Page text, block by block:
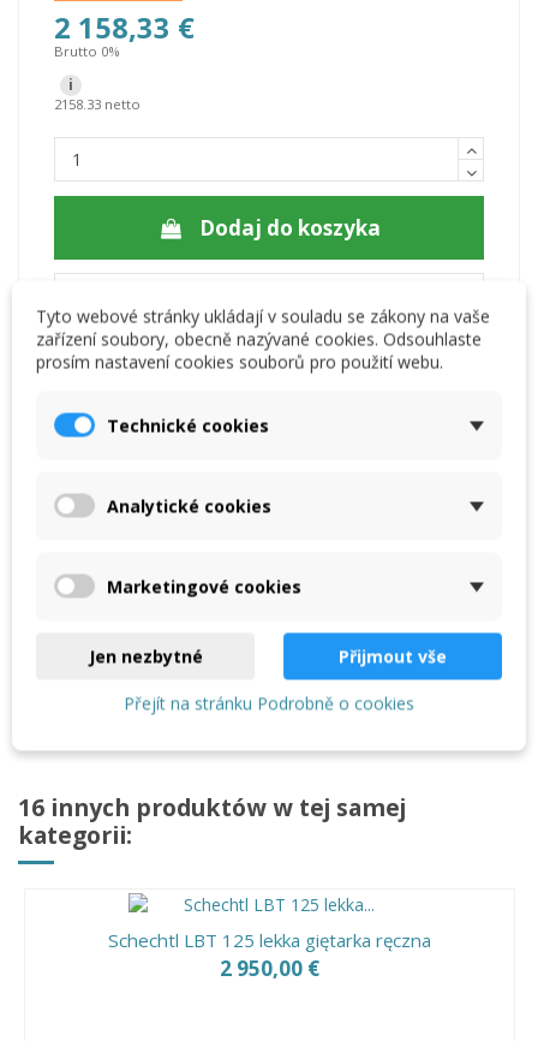
2 158,33 €
Brutto 0%
i
2158.33 netto
Dodaj do koszyka
Giętarka budowlana JOUANEL PCX1020
16 innych produktów w tej samej
kategorii:
Schechtl LBT 125 lekka giętarka ręczna
2 950,00 €
Tyto webové stránky ukládají v souladu se zákony na vaše
zařízení soubory, obecně nazývané cookies. Odsouhlaste
prosím nastavení cookies souborů pro použití webu.
Technické cookies
Analytické cookies
Marketingové cookies
Jen nezbytné Přijmout vše
Přejít na stránku Podrobně o cookies